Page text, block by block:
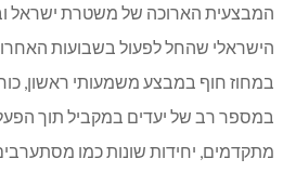
המבצעית הארוכה של משטרת ישראל
הישראלי שהחל לפעול בשבועות
במחוז חוף במבצע משמעותי ראשון,
במספר רב של יעדים במקביל תוך
מתקדמים, יחידות שונות כמו